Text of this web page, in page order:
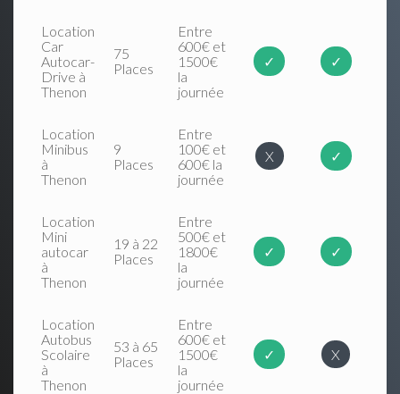
Location
Car
Autocar-
Drive à
Thenon
75
Places
Entre
600€ et
1500€
la
journée
✓ ✓
Location
Minibus
à
Thenon
9
Places
Entre
100€ et
600€ la
journée
X ✓
Location
Mini
autocar
à
Thenon
19 à 22
Places
Entre
500€ et
1800€
la
journée
✓ ✓
Location
Autobus
Scolaire
à
Thenon
53 à 65
Places
Entre
600€ et
1500€
la
journée
✓ X